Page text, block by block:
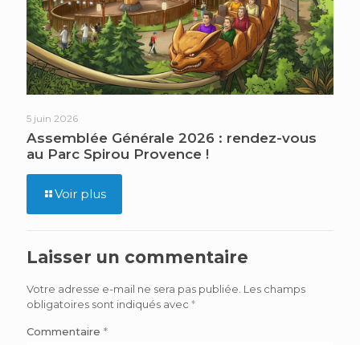
5 juin 2026
Assemblée Générale 2026 : rendez-vous
au Parc Spirou Provence !
Voir plus
Laisser un commentaire
Votre adresse e-mail ne sera pas publiée. Les champs
obligatoires sont indiqués avec *
Commentaire *